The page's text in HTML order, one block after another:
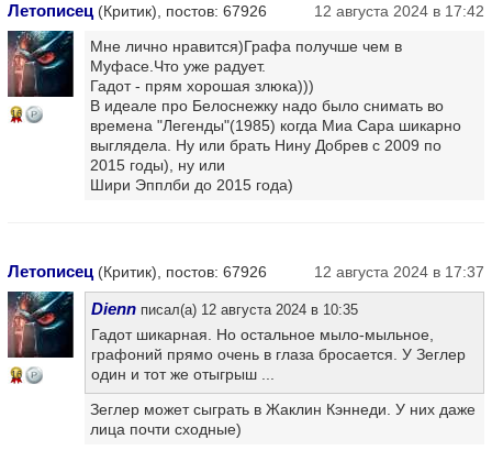
Летописец (Критик), постов: 67926 12 августа 2024 в 17:42
16
Мне лично нравится)Графа получше чем в
Муфасе.Что уже радует.
Гадот - прям хорошая злюка)))
В идеале про Белоснежку надо было снимать во
времена "Легенды"(1985) когда Миа Сара шикарно
выглядела. Ну или брать Нину Добрев с 2009 по
2015 годы), ну или
Шири Эпплби до 2015 года)
Летописец (Критик), постов: 67926 12 августа 2024 в 17:37
16
Dienn писал(а) 12 августа 2024 в 10:35
Гадот шикарная. Но остальное мыло-мыльное,
графоний прямо очень в глаза бросается. У Зеглер
один и тот же отыгрыш ...
Зеглер может сыграть в Жаклин Кэннеди. У них даже
лица почти сходные)